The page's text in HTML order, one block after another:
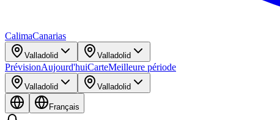
CalimaCanarias
Valladolid Valladolid
PrévisionAujourd'huiCarteMeilleure période
Valladolid Valladolid
Français